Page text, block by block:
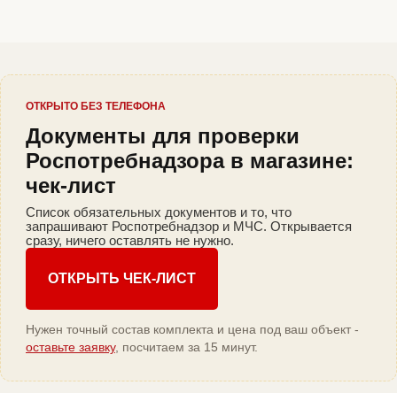
ОТКРЫТО БЕЗ ТЕЛЕФОНА
Документы для проверки
Роспотребнадзора в магазине:
чек-лист
Список обязательных документов и то, что
запрашивают Роспотребнадзор и МЧС. Открывается
сразу, ничего оставлять не нужно.
ОТКРЫТЬ ЧЕК-ЛИСТ
Нужен точный состав комплекта и цена под ваш объект -
оставьте заявку, посчитаем за 15 минут.